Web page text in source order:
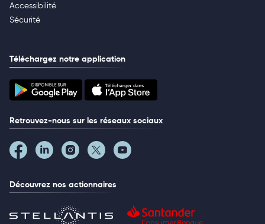
Accessibilité
Sécurité
Téléchargez notre application
Retrouvez-nous sur les réseaux sociaux
Découvrez nos actionnaires